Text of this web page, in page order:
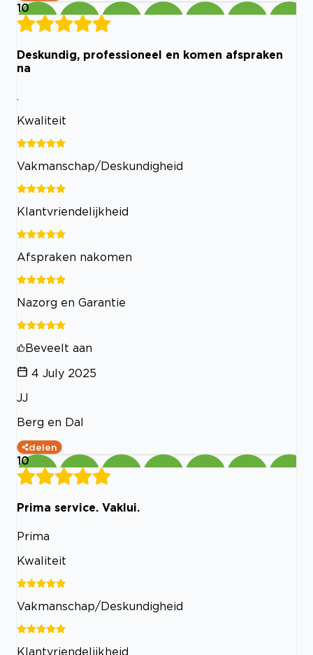
10
Deskundig, professioneel en komen afspraken
na
.
Kwaliteit
Vakmanschap/Deskundigheid
Klantvriendelijkheid
Afspraken nakomen
Nazorg en Garantie
Beveelt aan
4 July 2025
JJ
Berg en Dal
delen
10
Prima service. Vaklui.
Prima
Kwaliteit
Vakmanschap/Deskundigheid
Klantvriendelijkheid